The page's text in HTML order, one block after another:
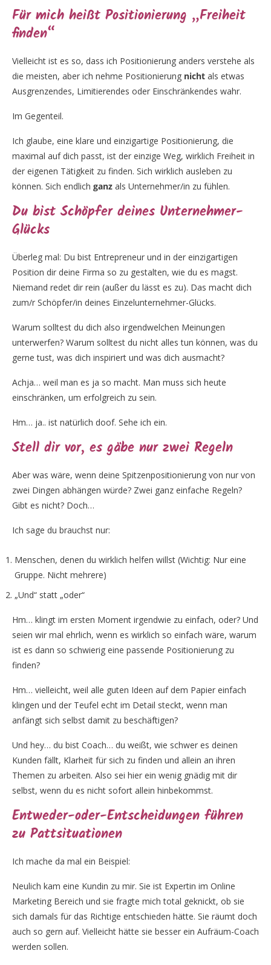
Für mich heißt Positionierung „Freiheit
finden“
Vielleicht ist es so, dass ich Positionierung anders verstehe als
die meisten, aber ich nehme Positionierung nicht als etwas
Ausgrenzendes, Limitierendes oder Einschränkendes wahr.
Im Gegenteil.
Ich glaube, eine klare und einzigartige Positionierung, die
maximal auf dich passt, ist der einzige Weg, wirklich Freiheit in
der eigenen Tätigkeit zu finden. Sich wirklich ausleben zu
können. Sich endlich ganz als Unternehmer/in zu fühlen.
Du bist Schöpfer deines Unternehmer-
Glücks
Überleg mal: Du bist Entrepreneur und in der einzigartigen
Position dir deine Firma so zu gestalten, wie du es magst.
Niemand redet dir rein (außer du lässt es zu). Das macht dich
zum/r Schöpfer/in deines Einzelunternehmer-Glücks.
Warum solltest du dich also irgendwelchen Meinungen
unterwerfen? Warum solltest du nicht alles tun können, was du
gerne tust, was dich inspiriert und was dich ausmacht?
Achja… weil man es ja so macht. Man muss sich heute
einschränken, um erfolgreich zu sein.
Hm… ja.. ist natürlich doof. Sehe ich ein.
Stell dir vor, es gäbe nur zwei Regeln
Aber was wäre, wenn deine Spitzenpositionierung von nur von
zwei Dingen abhängen würde? Zwei ganz einfache Regeln?
Gibt es nicht? Doch…
Ich sage du brauchst nur:
Menschen, denen du wirklich helfen willst (Wichtig: Nur eine
Gruppe. Nicht mehrere)
„Und“ statt „oder“
Hm… klingt im ersten Moment irgendwie zu einfach, oder? Und
seien wir mal ehrlich, wenn es wirklich so einfach wäre, warum
ist es dann so schwierig eine passende Positionierung zu
finden?
Hm… vielleicht, weil alle guten Ideen auf dem Papier einfach
klingen und der Teufel echt im Detail steckt, wenn man
anfängt sich selbst damit zu beschäftigen?
Und hey… du bist Coach… du weißt, wie schwer es deinen
Kunden fällt, Klarheit für sich zu finden und allein an ihren
Themen zu arbeiten. Also sei hier ein wenig gnädig mit dir
selbst, wenn du es nicht sofort allein hinbekommst.
Entweder-oder-Entscheidungen führen
zu Pattsituationen
Ich mache da mal ein Beispiel:
Neulich kam eine Kundin zu mir. Sie ist Expertin im Online
Marketing Bereich und sie fragte mich total geknickt, ob sie
sich damals für das Richtige entschieden hätte. Sie räumt doch
auch so gern auf. Vielleicht hätte sie besser ein Aufräum-Coach
werden sollen.